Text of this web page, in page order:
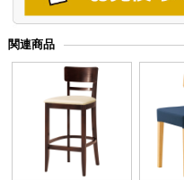
関連商品